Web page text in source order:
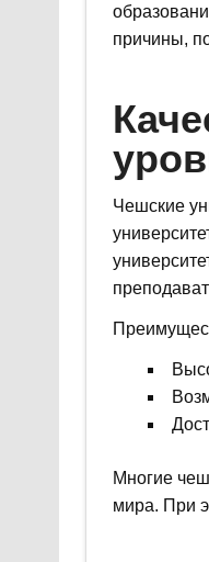
причины,
Чешские
Многие
мира. При